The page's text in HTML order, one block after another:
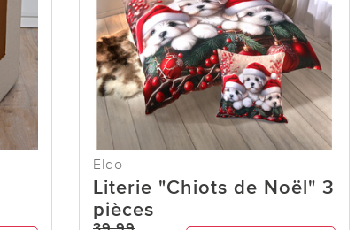
Eldo
Literie "Chiots de Noël" 3
pièces